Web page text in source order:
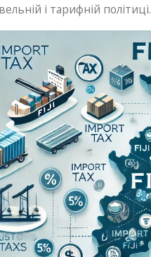
і тарифній політиці.